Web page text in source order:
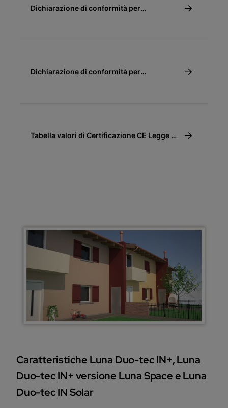
Dichiarazione di conformità per
Dichiarazione di conformità per
Tabella valori di Certificazione CE Legge 10
Caratteristiche Luna Duo-tec IN+, Luna
Duo-tec IN+ versione Luna Space e Luna
Duo-tec IN Solar